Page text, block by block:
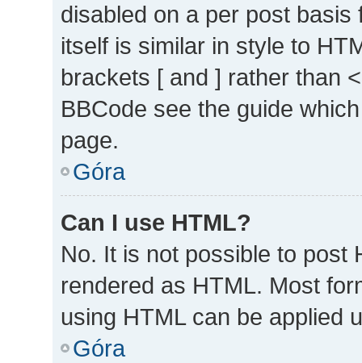
disabled on a per post
itself is similar in style to
brackets [ and ] rather than
BBCode see the guide
page.
Góra
Can I use HTML?
No. It is not possible to post
rendered as HTML. Most
using HTML can be applied
Góra